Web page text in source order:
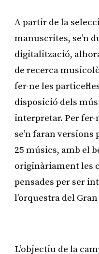
A partir de la
manuscrites, se’n
digitalització,
de recerca
fer-ne les
disposició dels
interpretar. Per
se’n faran versions
25 músics, amb el
originàriament les
pensades per ser
l’orquestra del
L’objectiu de la